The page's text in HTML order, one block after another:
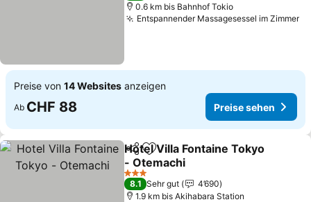
0.6 km bis Bahnhof Tokio
Entspannender Massagesessel im Zimmer
Preise von 14 Websites anzeigen
Ab CHF 88 Preise sehen
TeilenZu Favoriten hinzufügen
Hotel Villa Fontaine Tokyo
- Otemachi
3 Sterne
8.1 Sehr gut
4’690
1.9 km bis Akihabara Station